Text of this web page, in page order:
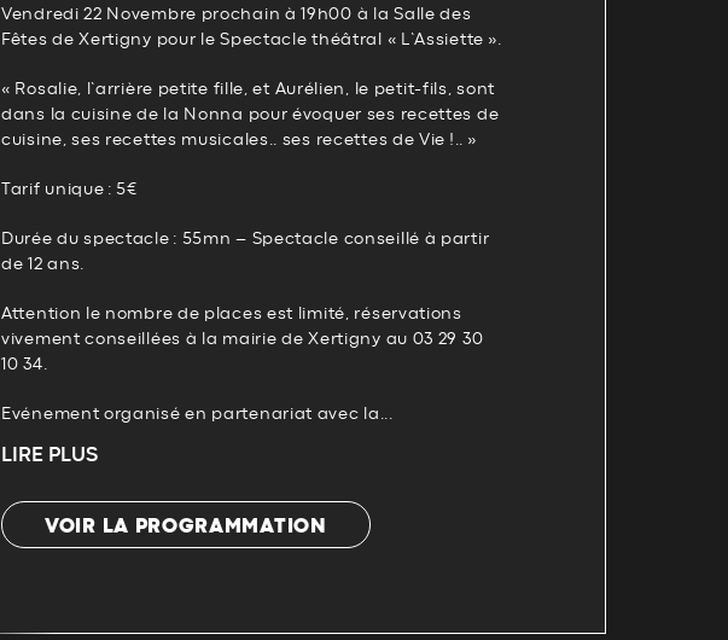
Vendredi 22 Novembre prochain à 19h00 à la Salle des
Fêtes de Xertigny pour le Spectacle théâtral « L’Assiette ».
« Rosalie, l’arrière petite fille, et Aurélien, le petit-fils, sont
dans la cuisine de la Nonna pour évoquer ses recettes de
cuisine, ses recettes musicales.. ses recettes de Vie !.. »
Tarif unique : 5€
Durée du spectacle : 55mn – Spectacle conseillé à partir
de 12 ans.
Attention le nombre de places est limité, réservations
vivement conseillées à la mairie de Xertigny au 03 29 30
10 34.
Evénement organisé en partenariat avec la...
LIRE PLUS
VOIR LA PROGRAMMATION